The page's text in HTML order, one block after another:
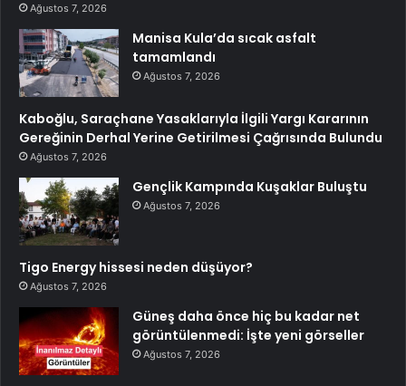
Ağustos 7, 2026
Manisa Kula’da sıcak asfalt
tamamlandı
Ağustos 7, 2026
Kaboğlu, Saraçhane Yasaklarıyla İlgili Yargı Kararının
Gereğinin Derhal Yerine Getirilmesi Çağrısında Bulundu
Ağustos 7, 2026
Gençlik Kampında Kuşaklar Buluştu
Ağustos 7, 2026
Tigo Energy hissesi neden düşüyor?
Ağustos 7, 2026
Güneş daha önce hiç bu kadar net
görüntülenmedi: İşte yeni görseller
Ağustos 7, 2026